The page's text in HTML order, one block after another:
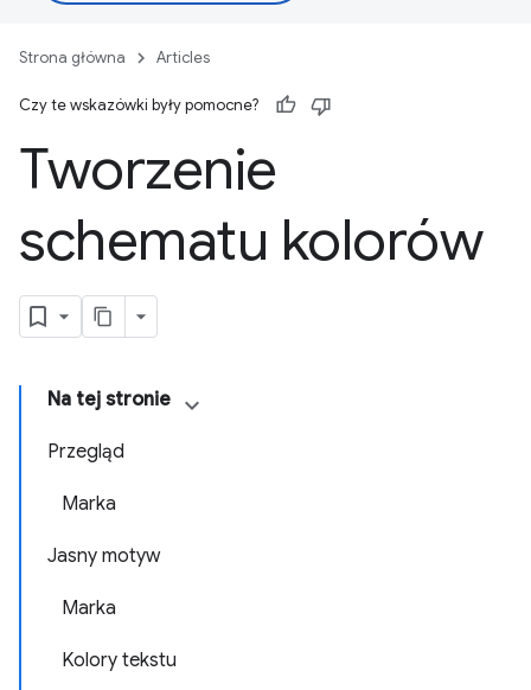
Strona główna Articles
Czy te wskazówki były pomocne?
Tworzenie
schematu kolorów
Na tej stronie
Przegląd
Marka
Jasny motyw
Marka
Kolory tekstu